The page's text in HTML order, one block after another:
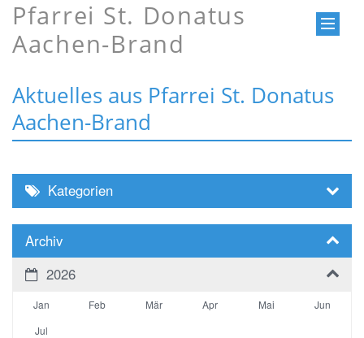
Pfarrei St. Donatus
Aachen-Brand
Aktuelles aus Pfarrei St. Donatus
Aachen-Brand
Kategorien
Archiv
2026
Jan Feb Mär Apr Mai
Jun
Jul